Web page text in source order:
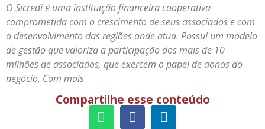
O Sicredi é uma instituição financeira cooperativa
comprometida com o crescimento de seus associados e com
o desenvolvimento das regiões onde atua. Possui um modelo
de gestão que valoriza a participação dos mais de 10
milhões de associados, que exercem o papel de donos do
negócio. Com mais
Compartilhe esse conteúdo